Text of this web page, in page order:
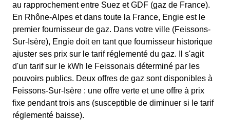
au rapprochement entre Suez et GDF (gaz de France).
En Rhône-Alpes et dans toute la France, Engie est le
premier fournisseur de gaz. Dans votre ville (Feissons-
Sur-Isère), Engie doit en tant que fournisseur historique
ajuster ses prix sur le tarif réglementé du gaz. Il s'agit
d'un tarif sur le kWh le Feissonais déterminé par les
pouvoirs publics. Deux offres de gaz sont disponibles à
Feissons-Sur-Isère : une offre verte et une offre à prix
fixe pendant trois ans (susceptible de diminuer si le tarif
réglementé baisse).